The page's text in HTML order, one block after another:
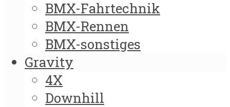
BMX-Fahrtechnik
BMX-Rennen
BMX-sonstiges
Gravity
4X
Downhill